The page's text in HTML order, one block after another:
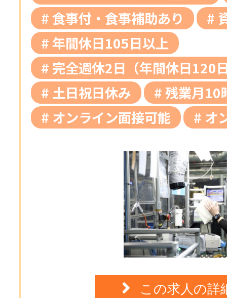
食事付・食事補助あり
年間休日105日以上
完全週休2日（年間休日120
土日祝日休み
残業月10
オンライン面接可能
オ
この求人の詳